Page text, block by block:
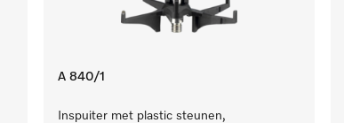
A 840/1
Inspuiter met plastic steunen,